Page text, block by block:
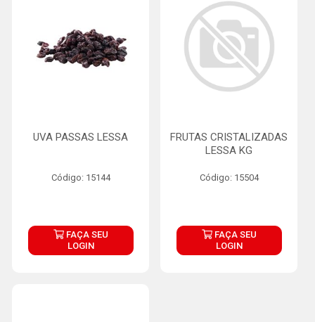
UVA PASSAS LESSA
Código: 15144
FAÇA SEU
LOGIN
FRUTAS CRISTALIZADAS
LESSA KG
Código: 15504
FAÇA SEU
LOGIN